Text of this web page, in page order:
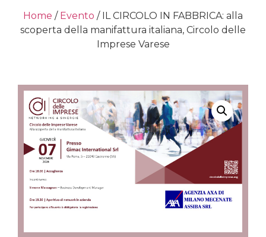
Home / Evento / IL CIRCOLO IN FABBRICA: alla
scoperta della manifattura italiana, Circolo delle
Imprese Varese